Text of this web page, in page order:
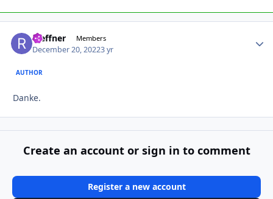
rseffner Members
December 20, 20223 yr
AUTHOR
Danke.
Create an account or sign in to comment
Register a new account